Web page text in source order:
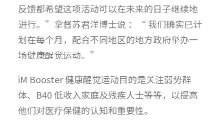
反馈都希望这项活动可以在未来的日子继续地
进行。”拿督苏君洋博士说 ：“ 我们确实已计
划在每个月，配合不同地区的地方政府举办一
场健康醒觉运动。”
iM Booster 健康醒觉运动目的是关注弱势群
体、B40 低收入家庭及残疾人士等等，以提高
他们对医疗保健的认知和重要性。